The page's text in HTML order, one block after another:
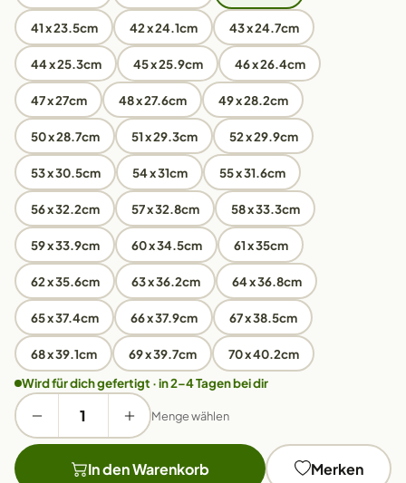
41 x 23.5cm 42 x 24.1cm 43 x 24.7cm
44 x 25.3cm 45 x 25.9cm 46 x 26.4cm
47 x 27cm 48 x 27.6cm 49 x 28.2cm
50 x 28.7cm 51 x 29.3cm 52 x 29.9cm
53 x 30.5cm 54 x 31cm 55 x 31.6cm
56 x 32.2cm 57 x 32.8cm 58 x 33.3cm
59 x 33.9cm 60 x 34.5cm 61 x 35cm
62 x 35.6cm 63 x 36.2cm 64 x 36.8cm
65 x 37.4cm 66 x 37.9cm 67 x 38.5cm
68 x 39.1cm 69 x 39.7cm
70 x 40.2cm
Wird für dich gefertigt · in 2–4 Tagen bei dir
Menge wählen
In den Warenkorb Merken